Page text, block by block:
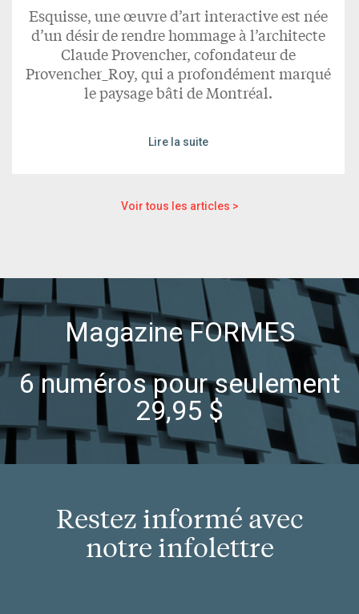
Esquisse, une œuvre d’art interactive est née
d’un désir de rendre hommage à l’architecte
Claude Provencher, cofondateur de
Provencher_Roy, qui a profondément marqué
le paysage bâti de Montréal.
Lire la suite
Voir tous les articles >
Magazine FORMES
6 numéros pour seulement
29,95 $
Restez informé avec
notre infolettre